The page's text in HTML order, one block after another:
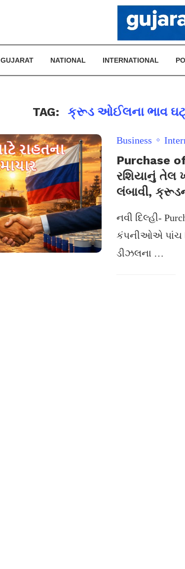
GUJARAT NATIONAL INTERNATIONAL
TAG: ક્રૂડ ઓઈલના ભાવ
Business
Purchase
રશિયાનું તેલ
લંબાવી,
નવી દિલ્હી-
કંપનીઓએ પાંચ
ડીઝલના …